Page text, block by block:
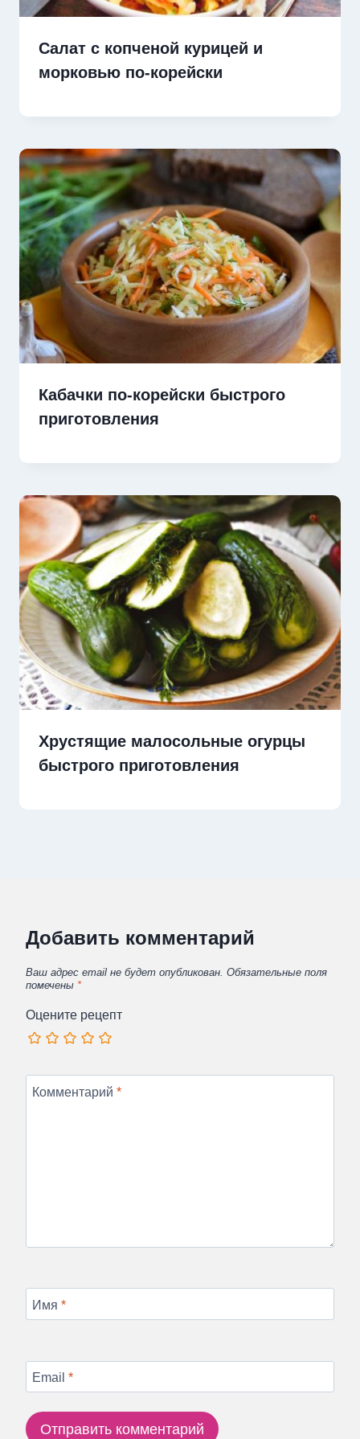
Салат с копченой курицей и
морковью по-корейски
Кабачки по-корейски быстрого
приготовления
Хрустящие малосольные огурцы
быстрого приготовления
Добавить комментарий
Ваш адрес email не будет опубликован. Обязательные поля
помечены *
Оцените рецепт
Комментарий *
Имя *
Email *